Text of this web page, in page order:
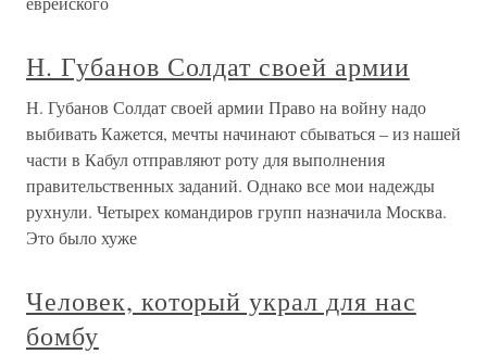
Н. Губанов Солдат своей армии
Н. Губанов Солдат своей армии Право на войну надо
выбивать Кажется, мечты начинают сбываться – из нашей
части в Кабул отправляют роту для выполнения
правительственных заданий. Однако все мои надежды
рухнули. Четырех командиров групп назначила Москва.
Это было хуже
Человек, который украл для нас
бомбу